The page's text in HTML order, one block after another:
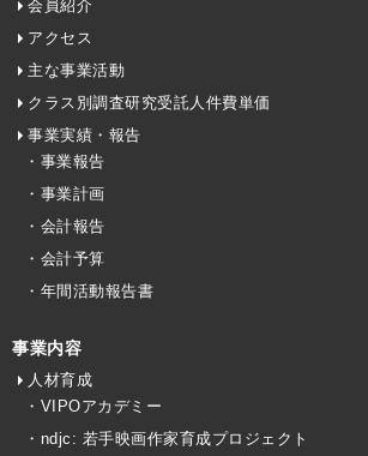
会員紹介
アクセス
主な事業活動
クラス別調査研究受託人件費単価
事業実績・報告
・事業報告
・事業計画
・会計報告
・会計予算
・年間活動報告書
事業内容
人材育成
・VIPOアカデミー
・ndjc: 若手映画作家育成プロジェクト